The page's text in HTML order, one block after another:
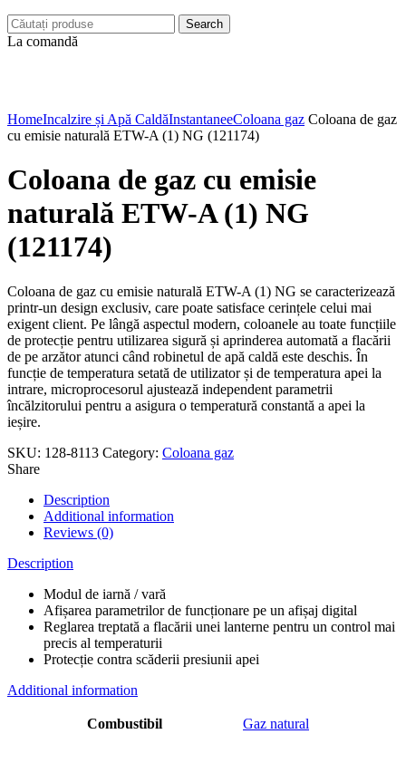
Search
La comandă
HomeIncalzire și Apă CaldăInstantaneeColoana gaz Coloana de gaz
cu emisie naturală ETW-A (1) NG (121174)
Coloana de gaz cu emisie
naturală ETW-A (1) NG
(121174)
Coloana de gaz cu emisie naturală ETW-A (1) NG se caracterizează
printr-un design exclusiv, care poate satisface cerințele celui mai
exigent client. Pe lângă aspectul modern, coloanele au toate funcțiile
de protecție pentru utilizarea sigură și aprinderea automată a flacării
de pe arzător atunci când robinetul de apă caldă este deschis. În
funcție de temperatura setată de utilizator și de temperatura apei la
intrare, microprocesorul ajustează independent parametrii
încălzitorului pentru a asigura o temperatură constantă a apei la
ieșire.
SKU: 128-8113 Category: Coloana gaz
Share
Description
Additional information
Reviews (0)
Description
Modul de iarnă / vară
Afișarea parametrilor de funcționare pe un afișaj digital
Reglarea treptată a flacării unei lanterne pentru un control mai
precis al temperaturii
Protecție contra scăderii presiunii apei
Additional information
Combustibil Gaz natural